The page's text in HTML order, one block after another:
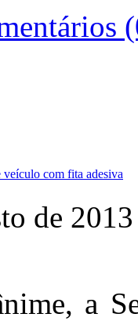
veículo com fita adesiva
de
a